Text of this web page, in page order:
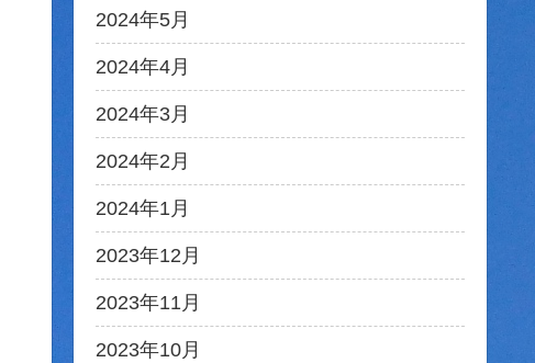
2024年5月
2024年4月
2024年3月
2024年2月
2024年1月
2023年12月
2023年11月
2023年10月